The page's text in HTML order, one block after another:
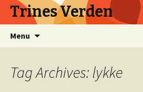
Trines Verden
Menu
Tag Archives: lykke